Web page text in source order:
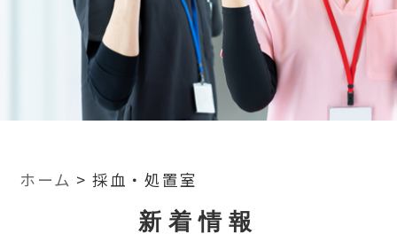
ホーム > 採血・処置室
新着情報